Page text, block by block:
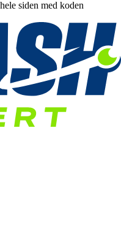
siden med koden